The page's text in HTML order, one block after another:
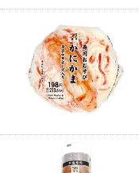
パウダースペース ラブ
ソフトバンクギフト